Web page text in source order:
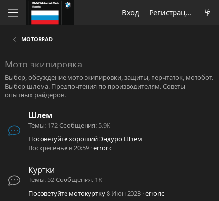
Вход Регистрация
MOTORRAD
Мото экипировка
Выбор, обсуждение мото экипировки, защиты, перчтаток, мотобот.
Выбор шлема. Предпочтения по производителям. Советы
опытных райдеров.
Шлем
Темы 172Сообщения 5.9K
Посоветуйте хороший Эндуро Шлем
Воскресенье в 20:59 erroric
Куртки
Темы 52Сообщения 1K
Посоветуйте мотокуртку8 Июн 2023 erroric